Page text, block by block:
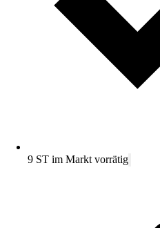
9 ST im Markt vorrätig